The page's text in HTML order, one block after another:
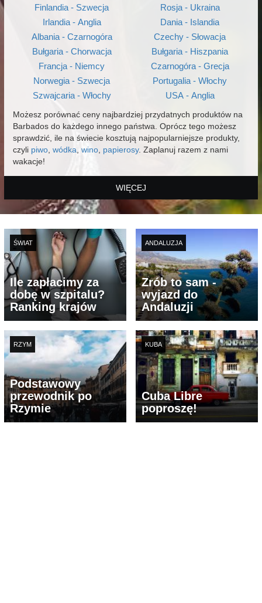
Finlandia - Szwecja
Irlandia - Anglia
Albania - Czarnogóra
Bułgaria - Chorwacja
Francja - Niemcy
Norwegia - Szwecja
Szwajcaria - Włochy
Rosja - Ukraina
Dania - Islandia
Czechy - Słowacja
Bułgaria - Hiszpania
Czarnogóra - Grecja
Portugalia - Włochy
USA - Anglia
Możesz porównać ceny najbardziej przydatnych produktów na
Barbados do każdego innego państwa. Oprócz tego możesz
sprawdzić, ile na świecie kosztują najpopularniejsze produkty,
czyli piwo wódka wino papierosy. Zaplanuj razem z nami
wakacje!
WIĘCEJ
ŚWIAT
Ile zapłacimy za
dobę w szpitalu?
Ranking krajów
ANDALUZJA
Zrób to sam -
wyjazd do
Andaluzji
RZYM
Podstawowy
przewodnik po
Rzymie
KUBA
Cuba Libre
poproszę!